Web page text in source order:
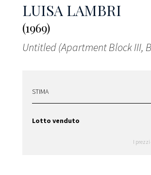
LUISA LAMBRI
(1969)
Untitled (Apartment Block III,
STIMA
Lotto venduto
I